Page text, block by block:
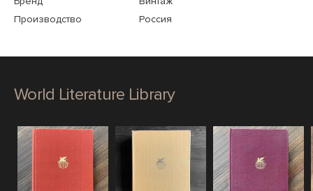
Производство
Россия
World Literature Library